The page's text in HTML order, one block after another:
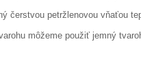
čerstvou petržlenovou vňaťou
môžeme použiť jemný